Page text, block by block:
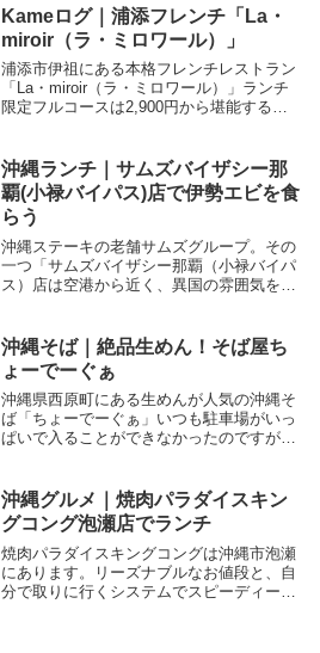
が屋メンマなどなどラーメン大好きな方は
必見です。
Kameログ｜浦添フレンチ「La・
miroir（ラ・ミロワール）」
浦添市伊祖にある本格フレンチレストラン
「La・miroir（ラ・ミロワール）」ランチ
限定フルコースは2,900円から堪能するこ
ンチ処を探している方は必見です。
沖縄ランチ｜サムズバイザシー那
覇(小禄バイパス)店で伊勢エビを食
らう
沖縄ステーキの老舗サムズグループ。その
一つ「サムズバイザシー那覇（小禄バイパ
ス）店は空港から近く、異国の雰囲気を味
な日などにおすすめ。ステーキ好きは必見
です。
沖縄そば｜絶品生めん！そば屋ち
ょーでーぐぁ
沖縄県西原町にある生めんが人気の沖縄そ
ば「ちょーでーぐぁ」いつも駐車場がいっ
ぱいで入ることができなかったのですが、
沖縄そば好きの方は必見ですよ。
沖縄グルメ｜焼肉パラダイスキン
グコング泡瀬店でランチ
焼肉パラダイスキングコングは沖縄市泡瀬
にあります。リーズナブルなお値段と、自
分で取りに行くシステムでスピーディーに